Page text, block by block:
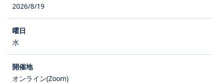
2026/8/19
水
オンライン(Zoom)